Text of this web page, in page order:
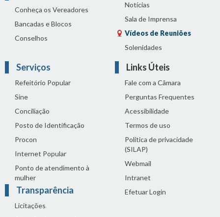
Conheça os Vereadores
Bancadas e Blocos
Conselhos
Notícias
Sala de Imprensa
Vídeos de Reuniões
Solenidades
Serviços
Refeitório Popular
Sine
Conciliação
Posto de Identificação
Procon
Internet Popular
Ponto de atendimento à
mulher
Transparência
Licitações
Links Úteis
Fale com a Câmara
Perguntas Frequentes
Acessibilidade
Termos de uso
Política de privacidade
(SILAP)
Webmail
Intranet
Efetuar Login